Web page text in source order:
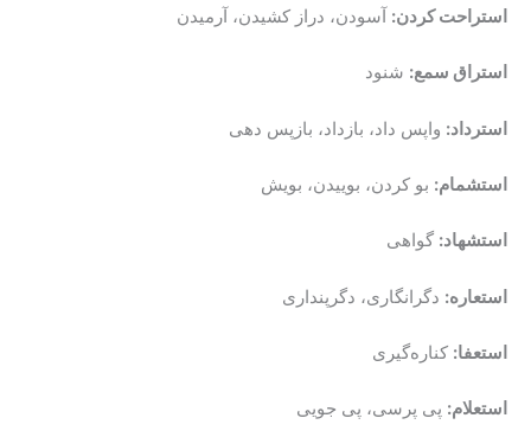
استراحت کردن: آسودن، دراز کشیدن، آرمیدن
استراق سمع: شنود
استرداد: واپس داد، بازداد، بازپس دهی
استشمام: بو کردن، بوییدن، بویش
استشهاد: گواهی
استعاره: دگرانگاری، دگرپنداری
استعفا: کناره‌گیری
استعلام: پی پرسی، پی جویی